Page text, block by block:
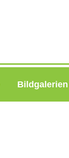
Bildgalerien